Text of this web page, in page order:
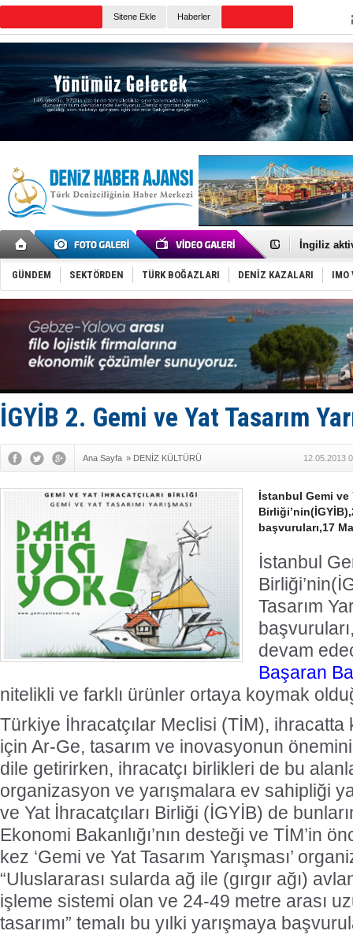
Sitene Ekle Haberler
İngiliz
FESCO,
DESE,
35 milyon
İnsansız
Yüzyıl
Anadolu
Derince,
Tüpraş,
İTU AUV,
PROYAD,
GÜNDEM SEKTÖRDEN TÜRK BOĞAZLARI DENİZ KAZALARI IMO
İGYİB 2. Gemi ve Yat Tasarım
Ana Sayfa » DENİZ KÜLTÜRÜ 12.05.2013
İstanbul Gemi ve
başvuruları,17
İstanbul
Tasarım
devam
Başaran
nitelikli ve farklı ürünler ortaya koymak
Türkiye İhracatçılar Meclisi (TİM), ihracatta
için Ar-Ge, tasarım ve inovasyonun önemini
dile getirirken, ihracatçı birlikleri de bu
organizasyon ve yarışmalara ev sahipliği
ve Yat İhracatçıları Birliği (İGYİB) de
Ekonomi Bakanlığı’nın desteği ve TİM’in
kez ‘Gemi ve Yat Tasarım Yarışması’
“Uluslararası sularda ağ ile (gırgır ağı)
işleme sistemi olan ve 24-49 metre arası
tasarımı” temalı bu yılki yarışmaya